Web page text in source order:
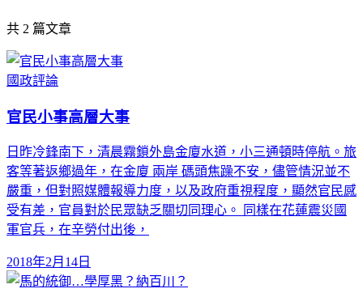
共 2 篇文章
國政評論
官民小事高層大事
日昨冷鋒南下，清晨霧鎖外島金廈水道，小三通頓時停航。旅
客等著返鄉過年，在金廈 兩岸 碼頭焦躁不安，儘管情況並不
嚴重，但對照媒體報導力度，以及政府重視程度，顯然官民感
受有差，官員對於民眾缺乏關切同理心。 同樣在花蓮震災國
軍官兵，在辛勞付出後，
2018年2月14日